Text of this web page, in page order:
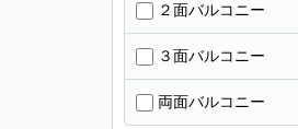
２面バルコニー
３面バルコニー
両面バルコニー